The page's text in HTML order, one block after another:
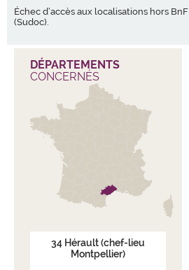
DÉPARTEMENTS
CONCERNÉS
34 Hérault(chef-lieu
Montpellier)
Échec d’accès aux localisations hors BnF
(Sudoc).